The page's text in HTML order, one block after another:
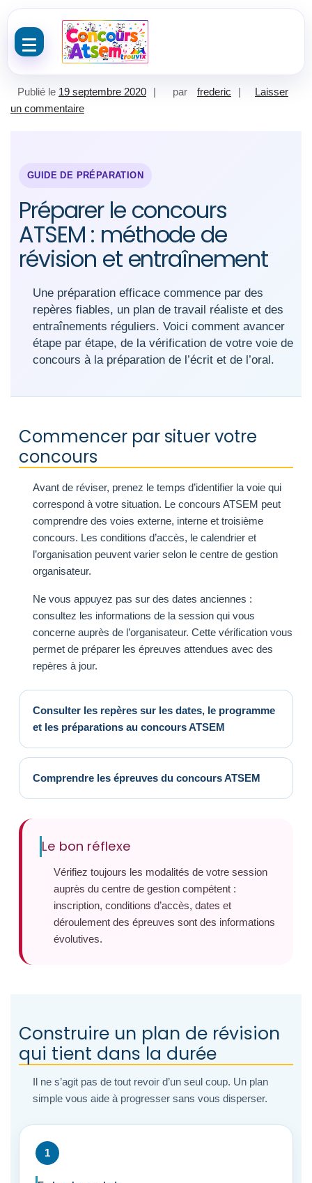
Aller au contenu
Publié le 19 septembre 2020 par frederic
Laisser
un commentairesur Préparer et Réussir le Concours ATSEM 2021
GUIDE DE PRÉPARATION
Préparer le concours
ATSEM : méthode de
révision et entraînement
Une préparation efficace commence par des
repères fiables, un plan de travail réaliste et des
entraînements réguliers. Voici comment avancer
étape par étape, de la vérification de votre voie de
concours à la préparation de l’écrit et de l’oral.
Commencer par situer votre
concours
Avant de réviser, prenez le temps d’identifier la voie qui
correspond à votre situation. Le concours ATSEM peut
comprendre des voies externe, interne et troisième
concours. Les conditions d’accès, le calendrier et
l’organisation peuvent varier selon le centre de gestion
organisateur.
Ne vous appuyez pas sur des dates anciennes :
consultez les informations de la session qui vous
concerne auprès de l’organisateur. Cette vérification vous
permet de préparer les épreuves attendues avec des
repères à jour.
Consulter les repères sur les dates, le programme
et les préparations au concours ATSEM
Comprendre les épreuves du concours ATSEM
Le bon réflexe
Vérifiez toujours les modalités de votre session
auprès du centre de gestion compétent :
inscription, conditions d’accès, dates et
déroulement des épreuves sont des informations
évolutives.
Construire un plan de révision
qui tient dans la durée
Il ne s’agit pas de tout revoir d’un seul coup. Un plan
simple vous aide à progresser sans vous disperser.
1